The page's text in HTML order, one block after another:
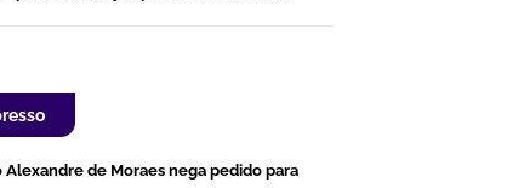
Alexandre de Moraes nega pedido para